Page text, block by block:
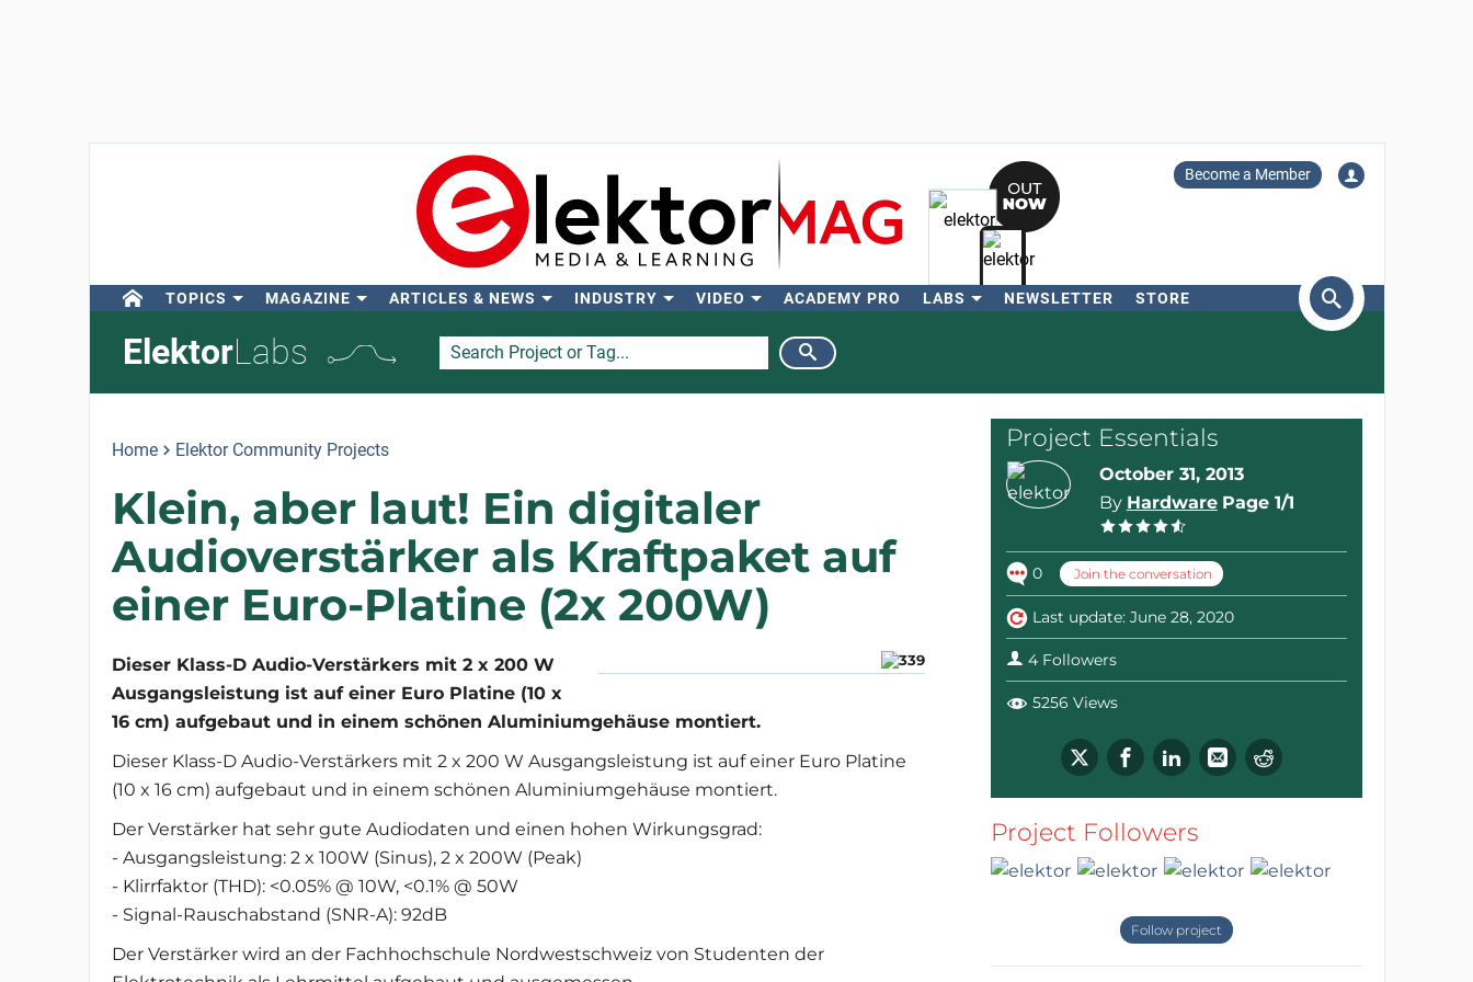
Become a Member
TOPICS MAGAZINE ARTICLES & NEWS INDUSTRY VIDEO ACADEMY PRO LABS NEWSLETTER STORE
ElektorLabs
Home Elektor Community Projects
Klein, aber laut! Ein digitaler
Audioverstärker als Kraftpaket auf
einer Euro-Platine (2x 200W)
Dieser Klass-D Audio-Verstärkers mit 2 x 200 W
Ausgangsleistung ist auf einer Euro Platine (10 x
16 cm) aufgebaut und in einem schönen Aluminiumgehäuse montiert.
Dieser Klass-D Audio-Verstärkers mit 2 x 200 W Ausgangsleistung ist auf einer Euro Platine
(10 x 16 cm) aufgebaut und in einem schönen Aluminiumgehäuse montiert.
Der Verstärker hat sehr gute Audiodaten und einen hohen Wirkungsgrad:
- Ausgangsleistung: 2 x 100W (Sinus), 2 x 200W (Peak)
- Klirrfaktor (THD): <0.05% @ 10W, <0.1% @ 50W
- Signal-Rauschabstand (SNR-A): 92dB
Der Verstärker wird an der Fachhochschule Nordwestschweiz von Studenten der
Project Essentials
October 31, 2013
By Hardware Page 1/1
0 Join the conversation
Last update: June 28, 2020
4 Followers
5256 Views
Project Followers
Follow project